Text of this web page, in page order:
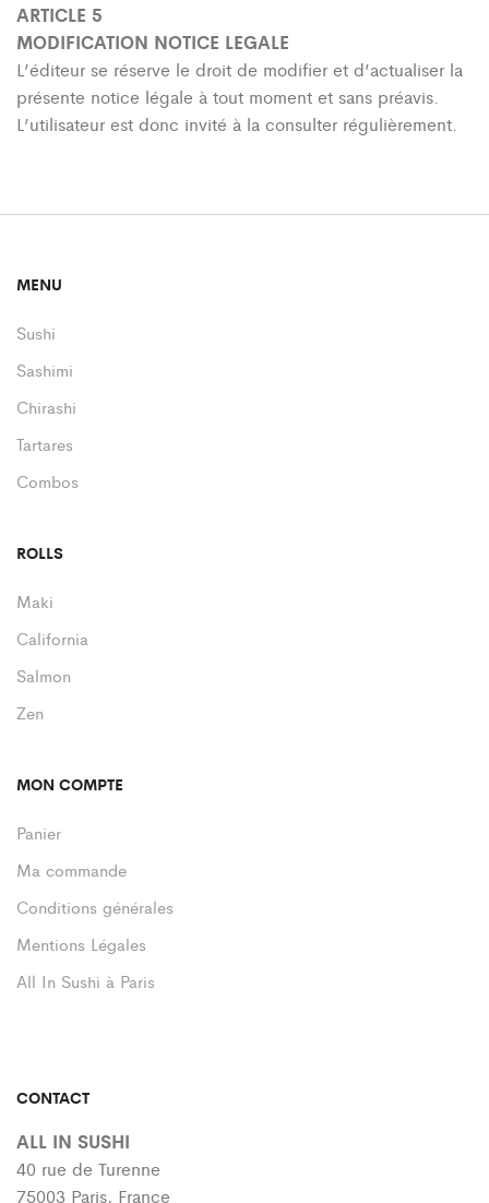
ARTICLE 5
MODIFICATION NOTICE LEGALE
L’éditeur se réserve le droit de modifier et d’actualiser la
présente notice légale à tout moment et sans préavis.
L’utilisateur est donc invité à la consulter régulièrement.
MENU
Sushi
Sashimi
Chirashi
Tartares
Combos
ROLLS
Maki
California
Salmon
Zen
MON COMPTE
Panier
Ma commande
Conditions générales
Mentions Légales
All In Sushi à Paris
CONTACT
ALL IN SUSHI
40 rue de Turenne
75003 Paris, France